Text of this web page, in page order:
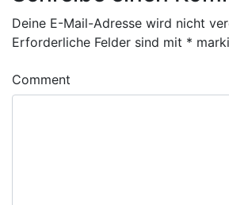
Deine E-Mail-Adresse wird nicht
Erforderliche Felder sind mit *
Comment